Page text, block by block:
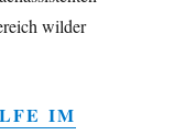
wilder
IM